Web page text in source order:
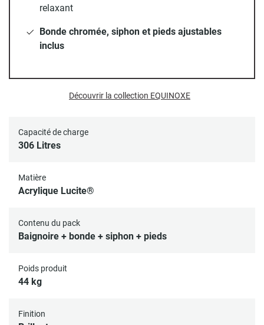
Capacité de charge
306 Litres
Matière
Acrylique Lucite®
Contenu du pack
Baignoire + bonde + siphon + pieds
Poids produit
44 kg
Finition
relaxant
Bonde chromée, siphon et pieds ajustables
inclus
Découvrir la collection EQUINOXE